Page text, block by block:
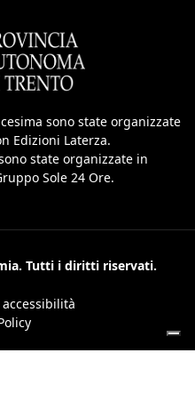
sono state organizzate
Edizioni Laterza.
state organizzate in
Sole 24 Ore.
Tutti i diritti riservati.